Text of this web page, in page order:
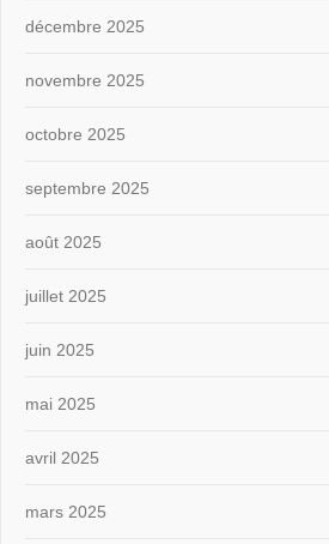
décembre 2025
novembre 2025
octobre 2025
septembre 2025
août 2025
juillet 2025
juin 2025
mai 2025
avril 2025
mars 2025